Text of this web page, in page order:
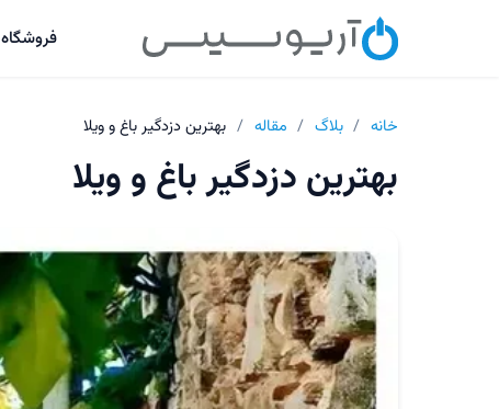
فروشگاه
خانه / بلاگ / مقاله / بهترین دزدگیر باغ و ویلا
بهترین دزدگیر باغ و ویلا